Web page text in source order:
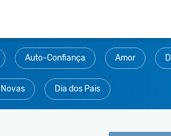
Auto-Confiança Amor
Novas Dia dos Pais